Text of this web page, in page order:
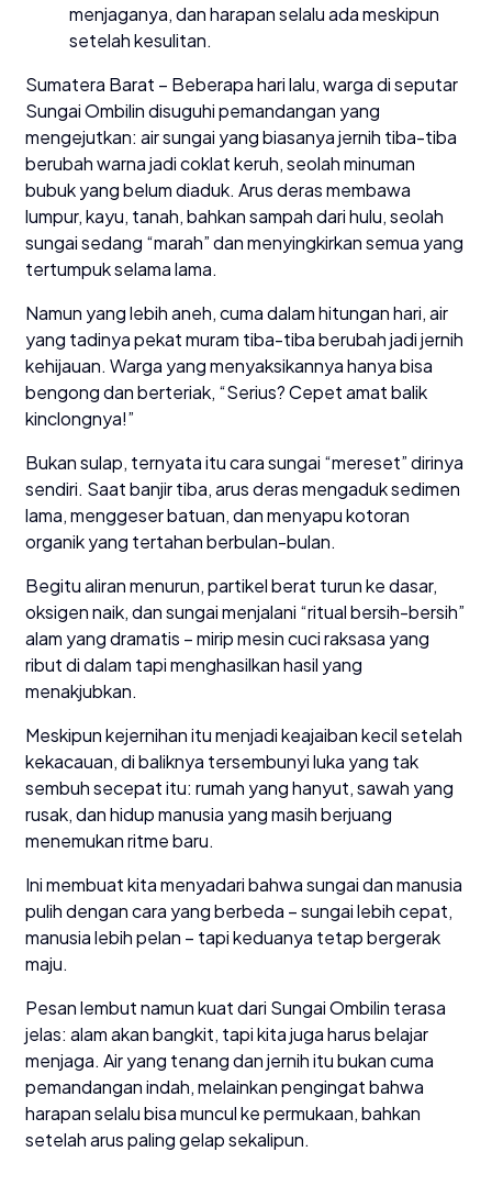
menjaganya, dan harapan selalu ada meskipun
setelah kesulitan.
Sumatera Barat – Beberapa hari lalu, warga di seputar
Sungai Ombilin disuguhi pemandangan yang
mengejutkan: air sungai yang biasanya jernih tiba-tiba
berubah warna jadi coklat keruh, seolah minuman
bubuk yang belum diaduk. Arus deras membawa
lumpur, kayu, tanah, bahkan sampah dari hulu, seolah
sungai sedang “marah” dan menyingkirkan semua yang
tertumpuk selama lama.
Namun yang lebih aneh, cuma dalam hitungan hari, air
yang tadinya pekat muram tiba-tiba berubah jadi jernih
kehijauan. Warga yang menyaksikannya hanya bisa
bengong dan berteriak, “Serius? Cepet amat balik
kinclongnya!”
Bukan sulap, ternyata itu cara sungai “mereset” dirinya
sendiri. Saat banjir tiba, arus deras mengaduk sedimen
lama, menggeser batuan, dan menyapu kotoran
organik yang tertahan berbulan-bulan.
Begitu aliran menurun, partikel berat turun ke dasar,
oksigen naik, dan sungai menjalani “ritual bersih-bersih”
alam yang dramatis – mirip mesin cuci raksasa yang
ribut di dalam tapi menghasilkan hasil yang
menakjubkan.
Meskipun kejernihan itu menjadi keajaiban kecil setelah
kekacauan, di baliknya tersembunyi luka yang tak
sembuh secepat itu: rumah yang hanyut, sawah yang
rusak, dan hidup manusia yang masih berjuang
menemukan ritme baru.
Ini membuat kita menyadari bahwa sungai dan manusia
pulih dengan cara yang berbeda – sungai lebih cepat,
manusia lebih pelan – tapi keduanya tetap bergerak
maju.
Pesan lembut namun kuat dari Sungai Ombilin terasa
jelas: alam akan bangkit, tapi kita juga harus belajar
menjaga. Air yang tenang dan jernih itu bukan cuma
pemandangan indah, melainkan pengingat bahwa
harapan selalu bisa muncul ke permukaan, bahkan
setelah arus paling gelap sekalipun.